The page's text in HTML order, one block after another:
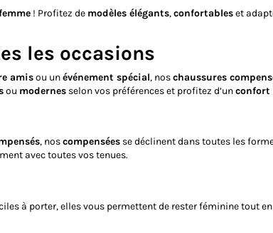
! Profitez de modèles élégants,confortableset
les occasions
amisou unévénement spécial, noschaussures
ou modernes selon vos préférences et profitez d’unconfort
, noscompensées se déclinent dans toutes les
avec toutes vos tenues.
à porter, elles vous permettent de rester féminine tout